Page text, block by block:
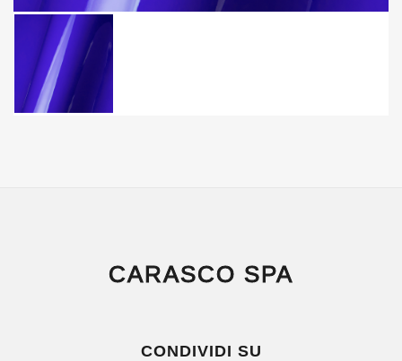
CARASCO SPA
CONDIVIDI SU